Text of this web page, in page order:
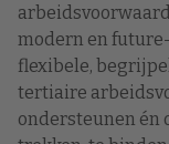
modern en
flexibele,
tertiaire
ondersteunen én